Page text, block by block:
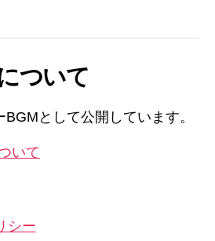
ついて
として公開しています。
いて
シー